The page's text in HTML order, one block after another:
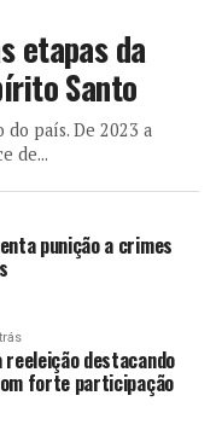
etapas da
Santo
país. De 2023 a
de...
punição a crimes
destacando
forte participação